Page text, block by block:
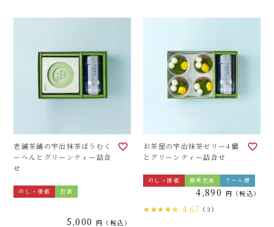
老舗茶舗の宇治抹茶ばうむく
ーへんとグリーンティー詰合
せ
のし・掛紙 包装
5,000 税込
お茶屋の宇治抹茶ゼリー4個
とグリーンティー詰合せ
のし・掛紙 簡易包装 クール便
4,890 税込
4.67 （3）